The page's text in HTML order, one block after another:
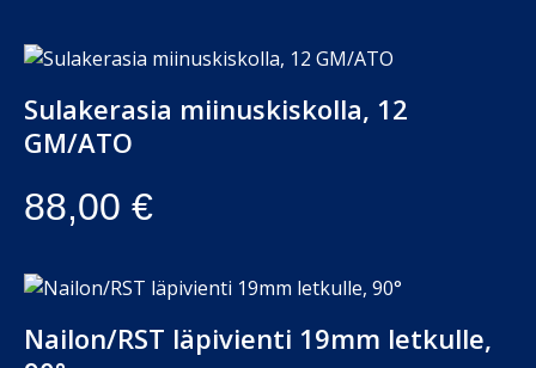
Sulakerasia miinuskiskolla, 12
GM/ATO
88,00 €
Nailon/RST läpivienti 19mm letkulle,